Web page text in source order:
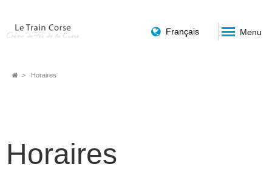
Français Menu
FilHoraires
Horaires